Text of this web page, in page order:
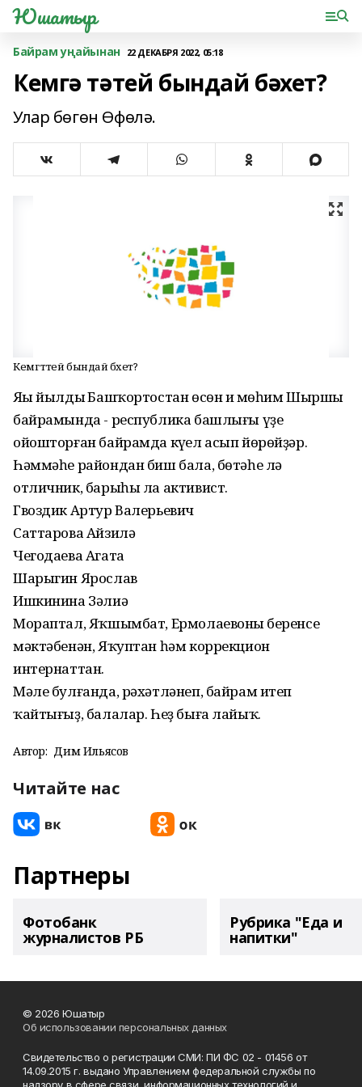
Юшатыр
Байрам уңайынан 22 ДЕКАБРЯ 2022, 05:18
Кемгә тәтей бындай бәхет?
Улар бөгөн Өфөлә.
Кемгә тәтей бындай бәхет?
Яңы йылдың Башҡортостан өсөн иң мөһим Шыршы
байрамында - республика башлығы үҙе
ойошторған байрамда күңел асып йөрөйҙәр.
Һәммәһе райондан биш бала, бөтәһе лә
отличник, барыһы ла активист.
Гвоздик Артур Валерьевич
Саттарова Айзилә
Чегодаева Агата
Шарыгин Ярослав
Ишкинина Зәлиә
Мораптал, Яҡшымбат, Ермолаевоның беренсе
мәктәбенән, Яҡуптан һәм коррекцион
интернаттан.
Мәле булғанда, рәхәтләнеп, байрам итеп
ҡайтығыҙ, балалар. Һеҙ быға лайыҡ.
Автор: Дим Ильясов
Читайте нас
Партнеры
Фотобанк
журналистов РБ
Рубрика "Еда и
напитки"
© 2026 Юшатыр
Об использовании персональных данных
Свидетельство о регистрации СМИ: ПИ ФС 02 - 01456 от
14.09.2015 г. выдано Управлением федеральной службы по